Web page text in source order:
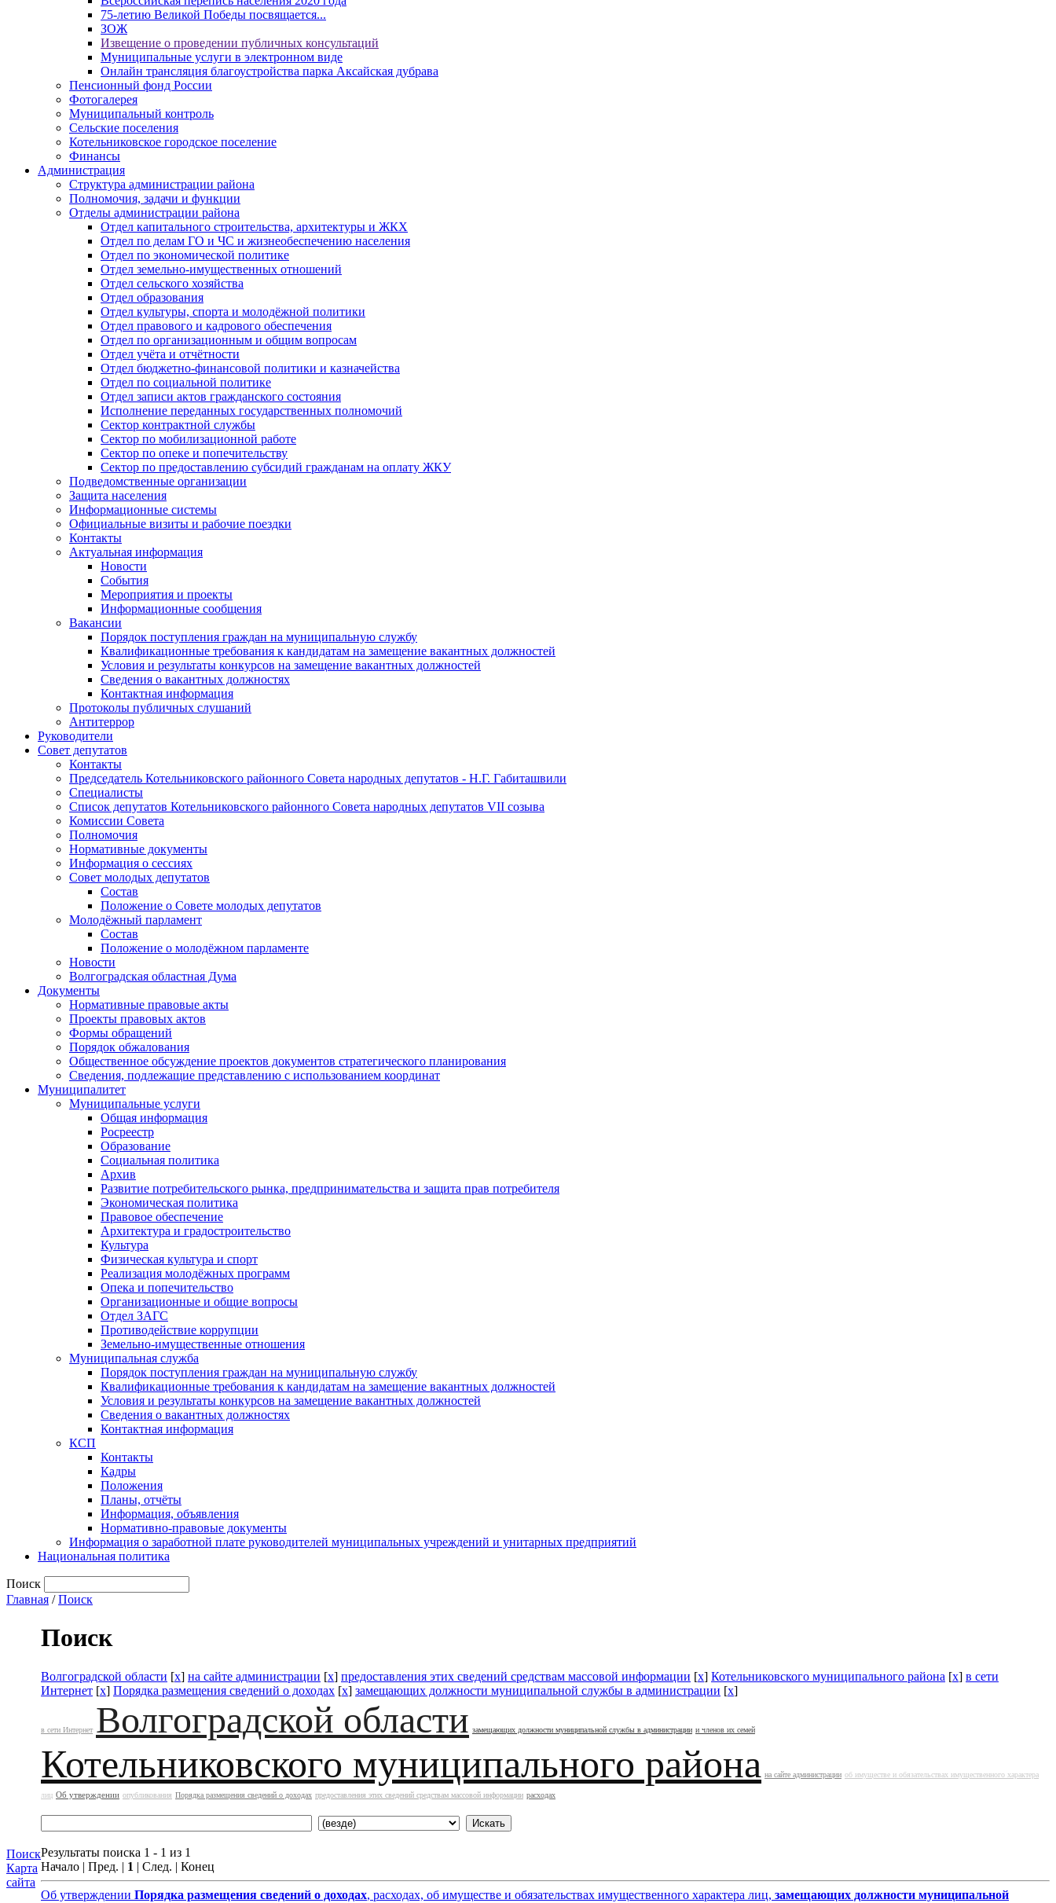
75-летию Великой Победы посвящается...
ЗОЖ
Извещение о проведении публичных консультаций
Муниципальные услуги в электронном виде
Онлайн трансляция благоустройства парка Аксайская дубрава
Пенсионный фонд России
Фотогалерея
Муниципальный контроль
Сельские поселения
Котельниковское городское поселение
Финансы
Администрация
Структура администрации района
Полномочия, задачи и функции
Отделы администрации района
Отдел капитального строительства, архитектуры и ЖКХ
Отдел по делам ГО и ЧС и жизнеобеспечению населения
Отдел по экономической политике
Отдел земельно-имущественных отношений
Отдел сельского хозяйства
Отдел образования
Отдел культуры, спорта и молодёжной политики
Отдел правового и кадрового обеспечения
Отдел по организационным и общим вопросам
Отдел учёта и отчётности
Отдел бюджетно-финансовой политики и казначейства
Отдел по социальной политике
Отдел записи актов гражданского состояния
Исполнение переданных государственных полномочий
Сектор контрактной службы
Сектор по мобилизационной работе
Сектор по опеке и попечительству
Сектор по предоставлению субсидий гражданам на оплату ЖКУ
Подведомственные организации
Защита населения
Информационные системы
Официальные визиты и рабочие поездки
Контакты
Актуальная информация
Новости
События
Мероприятия и проекты
Информационные сообщения
Вакансии
Порядок поступления граждан на муниципальную службу
Квалификационные требования к кандидатам на замещение вакантных должностей
Условия и результаты конкурсов на замещение вакантных должностей
Сведения о вакантных должностях
Контактная информация
Протоколы публичных слушаний
Антитеррор
Руководители
Совет депутатов
Контакты
Председатель Котельниковского районного Совета народных депутатов - Н.Г. Габиташвили
Специалисты
Список депутатов Котельниковского районного Совета народных депутатов VII созыва
Комиссии Совета
Полномочия
Нормативные документы
Информация о сессиях
Совет молодых депутатов
Состав
Положение о Совете молодых депутатов
Молодёжный парламент
Состав
Положение о молодёжном парламенте
Новости
Волгоградская областная Дума
Документы
Нормативные правовые акты
Проекты правовых актов
Формы обращений
Порядок обжалования
Общественное обсуждение проектов документов стратегического планирования
Сведения, подлежащие представлению с использованием координат
Муниципалитет
Муниципальные услуги
Общая информация
Росреестр
Образование
Социальная политика
Архив
Развитие потребительского рынка, предпринимательства и защита прав потребителя
Экономическая политика
Правовое обеспечение
Архитектура и градостроительство
Культура
Физическая культура и спорт
Реализация молодёжных программ
Опека и попечительство
Организационные и общие вопросы
Отдел ЗАГС
Противодействие коррупции
Земельно-имущественные отношения
Муниципальная служба
Порядок поступления граждан на муниципальную службу
Квалификационные требования к кандидатам на замещение вакантных должностей
Условия и результаты конкурсов на замещение вакантных должностей
Сведения о вакантных должностях
Контактная информация
КСП
Контакты
Кадры
Положения
Планы, отчёты
Информация, объявления
Нормативно-правовые документы
Информация о заработной плате руководителей муниципальных учреждений и унитарных предприятий
Национальная политика
Поиск
Главная /Поиск
Поиск
Карта
сайта
Поиск
Волгоградской области [x] на сайте администрации [x] предоставления этих сведений средствам массовой информации [x] Котельниковского муниципального района [x] в сети
Интернет [x] Порядка размещения сведений о доходах [x] замещающих должности муниципальной службы в администрации [x]
в сети Интернет Волгоградской области замещающих должности муниципальной службы в администрации и членов их семей
Котельниковского муниципального района на сайте администрации об имуществе и обязательствах имущественного характера
лиц Об утверждении опубликования Порядка размещения сведений о доходах предоставления этих сведений средствам массовой информации расходах
Результаты поиска 1 - 1 из 1
Начало | Пред. | 1 | След. | Конец
Об утверждении Порядка размещения сведений о доходах, расходах, об имуществе и обязательствах имущественного характера лиц, замещающих должности муниципальной